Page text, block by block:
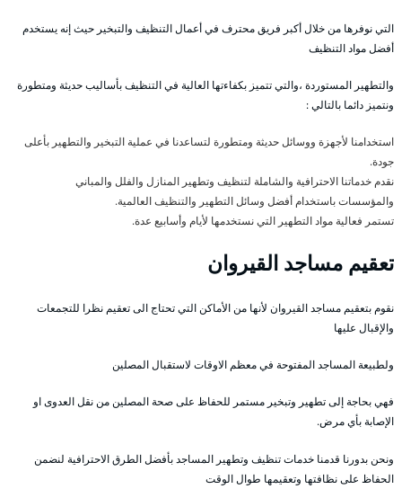
التي نوفرها من خلال أكبر فريق محترف في أعمال التنظيف والتبخير حيث إنه يستخدم
أفضل مواد التنظيف
والتطهير المستوردة ،والتي تتميز بكفاءتها العالية في التنظيف بأساليب حديثة ومتطورة
ونتميز دائما بالتالي :
استخدامنا لأجهزة ووسائل حديثة ومتطورة لتساعدنا في عملية التبخير والتطهير بأعلى
جودة.
نقدم خدماتنا الاحترافية والشاملة لتنظيف وتطهير المنازل والفلل والمباني
والمؤسسات باستخدام أفضل وسائل التطهير والتنظيف العالمية.
تستمر فعالية مواد التطهير التي نستخدمها لأيام وأسابيع عدة.
تعقيم مساجد القيروان
نقوم بتعقيم مساجد القيروان لأنها من الأماكن التي تحتاج الى تعقيم نظرا للتجمعات
والإقبال عليها
ولطبيعة المساجد المفتوحة في معظم الاوقات لاستقبال المصلين
فهي بحاجة إلى تطهير وتبخير مستمر للحفاظ على صحة المصلين من نقل العدوى او
الإصابة بأي مرض.
ونحن بدورنا قدمنا خدمات تنظيف وتطهير المساجد بأفضل الطرق الاحترافية لنضمن
الحفاظ على نظافتها وتعقيمها طوال الوقت